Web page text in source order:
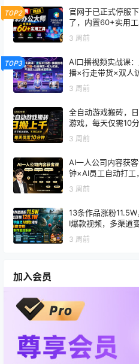
TOP2
官网于已正式停服
了，内置60+实用
3 周前
TOP3
AI口播视频实战课
播×行走带货×双人
3 周前
全自动游戏搬砖，
游戏，每天仅需10
3 周前
AI一人公司内容获
钟×AI员工自动打工
3 周前
13条作品涨粉
I爆款视频，多渠道
3 周前
加入会员